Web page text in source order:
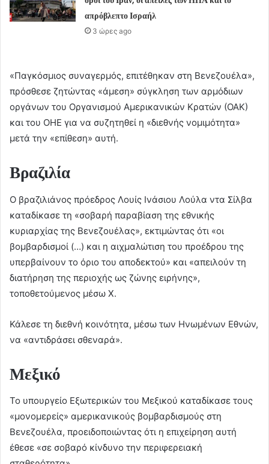
απρόβλεπτο Ισραήλ
3 ώρες ago
«Παγκόσμιος συναγερμός, επιτέθηκαν στη Βενεζουέλα»,
πρόσθεσε ζητώντας «άμεση» σύγκληση των αρμόδιων
οργάνων του Οργανισμού Αμερικανικών Κρατών (ΟΑΚ)
και του ΟΗΕ για να συζητηθεί η «διεθνής νομιμότητα»
μετά την «επίθεση» αυτή.
Βραζιλία
Ο βραζιλιάνος πρόεδρος Λουίς Ινάσιου Λούλα ντα Σίλβα
καταδίκασε τη «σοβαρή παραβίαση της εθνικής
κυριαρχίας της Βενεζουέλας», εκτιμώντας ότι «οι
βομβαρδισμοί (…) και η αιχμαλώτιση του προέδρου της
υπερβαίνουν το όριο του αποδεκτού» και «απειλούν τη
διατήρηση της περιοχής ως ζώνης ειρήνης»,
τοποθετούμενος μέσω X.
Κάλεσε τη διεθνή κοινότητα, μέσω των Ηνωμένων Εθνών,
να «αντιδράσει σθεναρά».
Μεξικό
Το υπουργείο Εξωτερικών του Μεξικού καταδίκασε τους
«μονομερείς» αμερικανικούς βομβαρδισμούς στη
Βενεζουέλα, προειδοποιώντας ότι η επιχείρηση αυτή
έθεσε «σε σοβαρό κίνδυνο την περιφερειακή